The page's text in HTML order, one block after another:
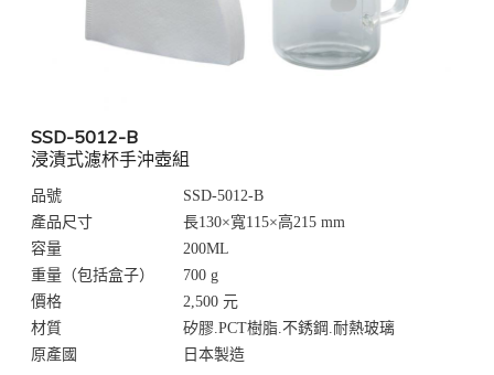
SSD-5012-B
浸漬式濾杯手沖壺組
品號
SSD-5012-B
產品尺寸
長130×寬115×高215 mm
容量
200ML
重量（包括盒子）
700 g
價格
2,500 元
材質
矽膠.PCT樹脂.不銹鋼.耐熱玻璃
原產國
日本製造